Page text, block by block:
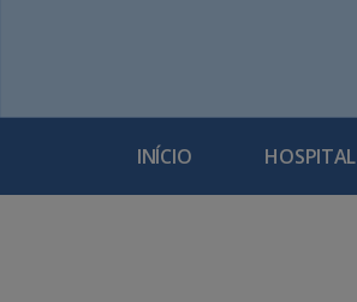
INÍCIO HOSPITAL